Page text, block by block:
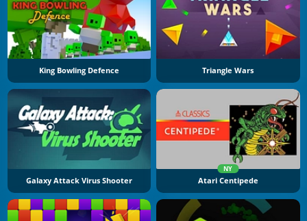
King Bowling Defence Triangle Wars
Galaxy Attack Virus Shooter
NY
Atari Centipede